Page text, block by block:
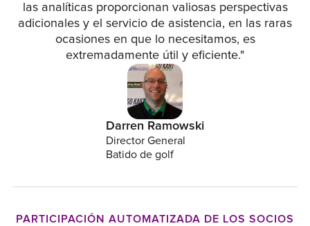
las analíticas proporcionan valiosas perspectivas
adicionales y el servicio de asistencia, en las raras
ocasiones en que lo necesitamos, es
extremadamente útil y eficiente."
Darren Ramowski
Director General
Batido de golf
PARTICIPACIÓN AUTOMATIZADA DE LOS SOCIOS